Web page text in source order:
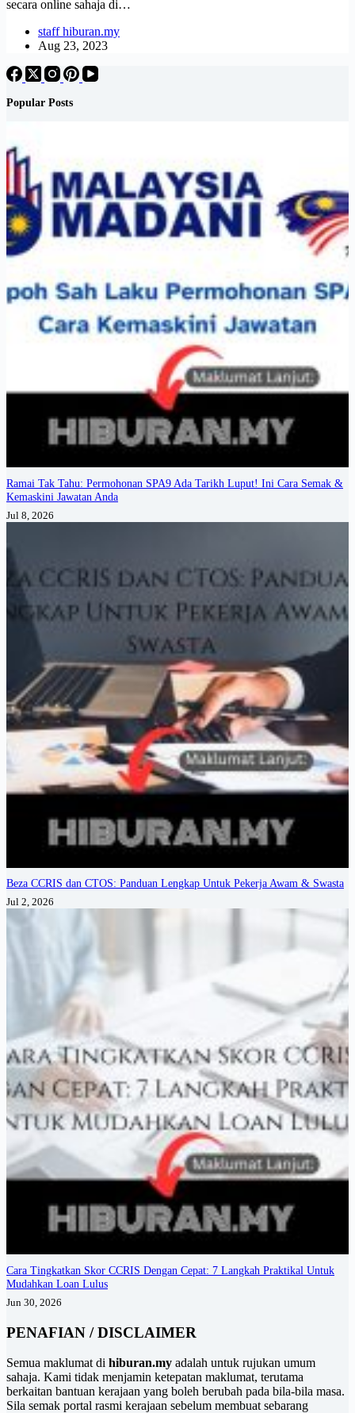
secara online sahaja di…
staff hiburan.my
Aug 23, 2023
Popular Posts
Ramai Tak Tahu: Permohonan SPA9 Ada Tarikh Luput! Ini Cara Semak &
Kemaskini Jawatan Anda
Jul 8, 2026
Beza CCRIS dan CTOS: Panduan Lengkap Untuk Pekerja Awam & Swasta
Jul 2, 2026
Cara Tingkatkan Skor CCRIS Dengan Cepat: 7 Langkah Praktikal Untuk
Mudahkan Loan Lulus
Jun 30, 2026
PENAFIAN / DISCLAIMER
Semua maklumat di hiburan.my adalah untuk rujukan umum
sahaja. Kami tidak menjamin ketepatan maklumat, terutama
berkaitan bantuan kerajaan yang boleh berubah pada bila-bila masa.
Sila semak portal rasmi kerajaan sebelum membuat sebarang